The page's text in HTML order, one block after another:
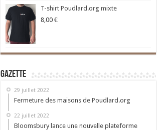
T-shirt Poudlard.org mixte
8,00 €
Gazette
29 juillet 2022
Fermeture des maisons de Poudlard.org
22 juillet 2022
Bloomsbury lance une nouvelle plateforme